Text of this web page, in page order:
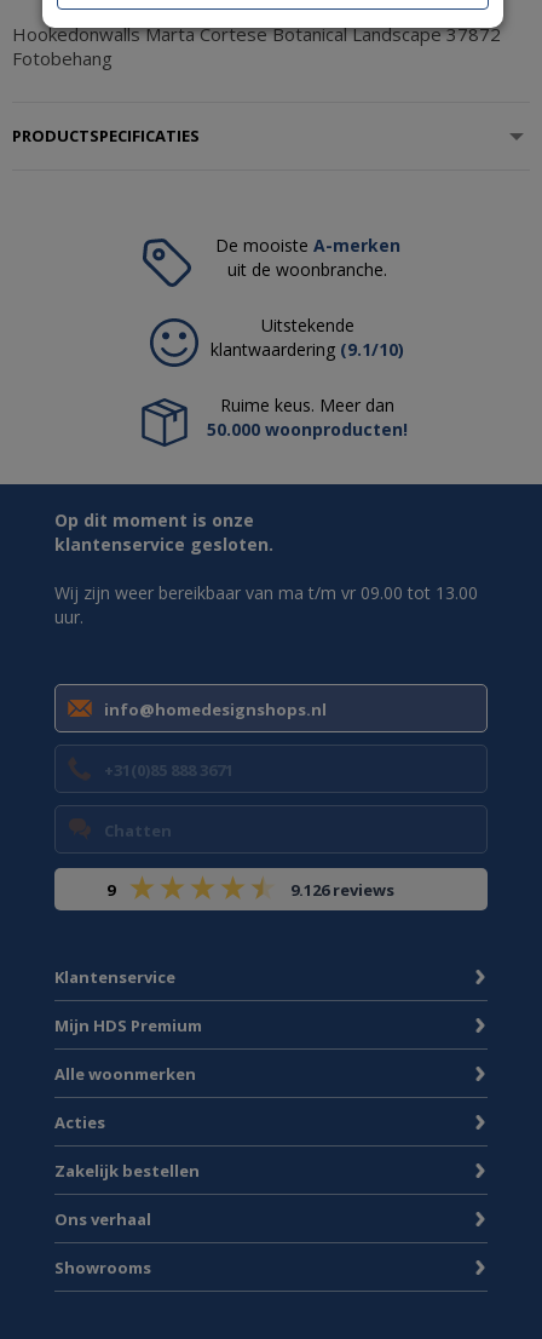
Hookedonwalls Marta Cortese Botanical Landscape 37872
Fotobehang
PRODUCTSPECIFICATIES
De mooiste A-merken
uit de woonbranche.
Uitstekende
klantwaardering (9.1/10)
Ruime keus. Meer dan
50.000 woonproducten!
Op dit moment is onze
klantenservice gesloten.
Wij zijn weer bereikbaar van ma t/m vr 09.00 tot 13.00
uur.
info@homedesignshops.nl
+31(0)85 888 3671
Chatten
9 9.126 reviews
Klantenservice
Mijn HDS Premium
Alle woonmerken
Acties
Zakelijk bestellen
Ons verhaal
Showrooms